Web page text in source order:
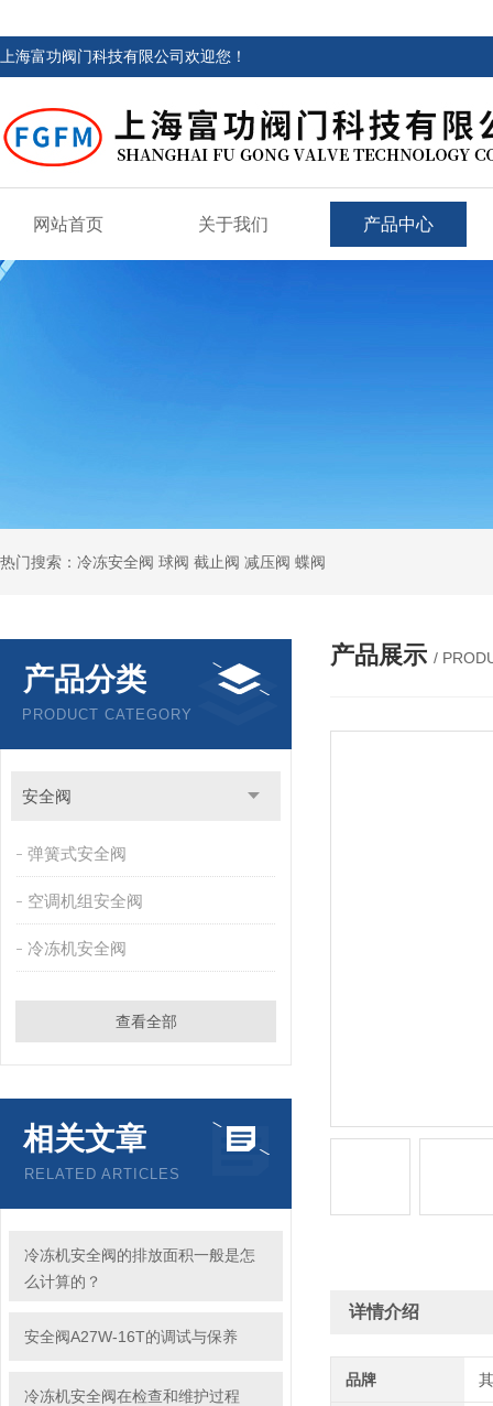
上海富功阀门科技有限公司欢迎您！
网站首页 关于我们 产品中心
热门搜索：冷冻安全阀 球阀 截止阀 减压阀 蝶阀
产品分类
PRODUCT CATEGORY
安全阀
弹簧式安全阀
空调机组安全阀
冷冻机安全阀
查看全部
相关文章
RELATED ARTICLES
冷冻机安全阀的排放面积一般是怎
么计算的？
安全阀A27W-16T的调试与保养
冷冻机安全阀在检查和维护过程
产品展示 /
详情介绍
品牌